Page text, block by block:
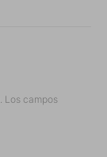
Los campos